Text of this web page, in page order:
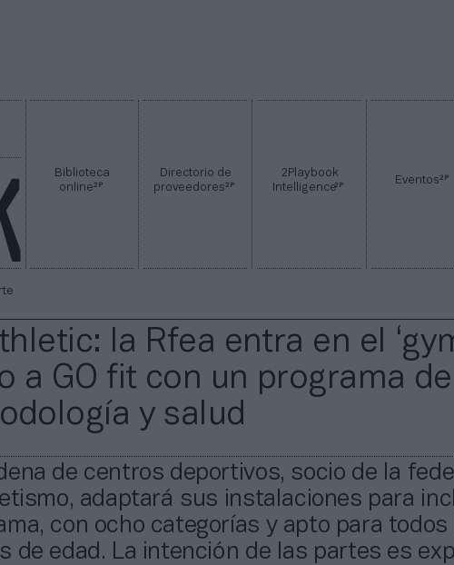
Biblioteca
online2P
Directorio de
proveedores2P
2Playbook
Intelligence2P Eventos2P
la Rfea entra en el
a GO fit con un programa de
y salud
de centros deportivos, socio de la
adaptará sus instalaciones para
con ocho categorías y apto para todos
de edad. La intención de las partes es